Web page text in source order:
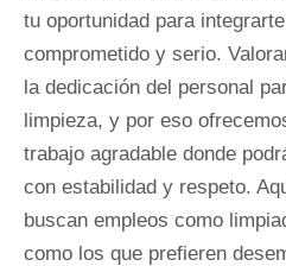
tu oportunidad para
comprometido y serio.
la dedicación del personal
limpieza, y por eso
trabajo agradable donde
con estabilidad y respeto.
buscan empleos como
como los que prefieren